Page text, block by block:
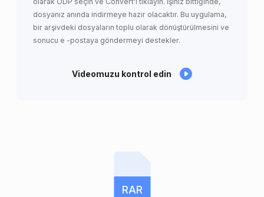
dosyanız anında indirmeye hazır olacaktır. Bu uygulama,
bir arşivdeki dosyaların toplu olarak dönüştürülmesini ve
sonucu e -postaya göndermeyi destekler.
Videomuzu kontrol edin
RAR